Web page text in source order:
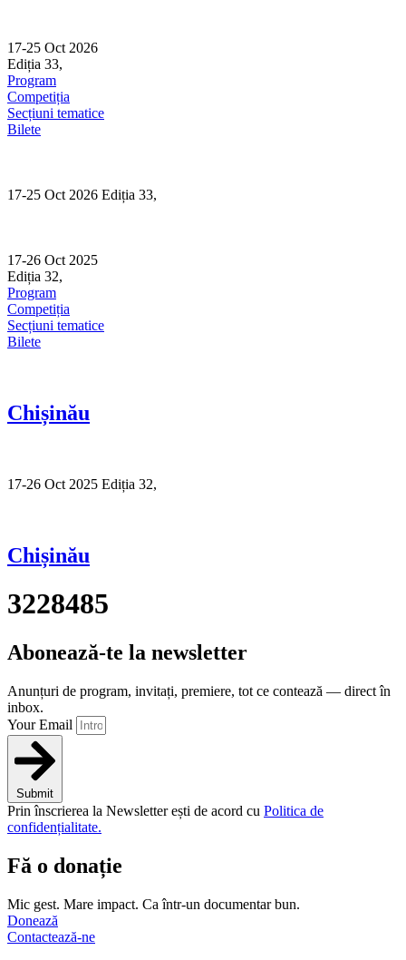
content
17-25 Oct 2026
Ediția 33,
Program
Competiția
Secțiuni tematice
Bilete
17-25 Oct 2026 Ediția 33,
17-26 Oct 2025
Ediția 32,
Program
Competiția
Secțiuni tematice
Bilete
Chișinău
17-26 Oct 2025 Ediția 32,
Chișinău
3228485
Abonează-te la newsletter
Anunțuri de program, invitați, premiere, tot ce contează — direct în
inbox.
Your Email
Submit
Prin înscrierea la Newsletter ești de acord cu Politica de
confidențialitate.
Fă o donație
Mic gest. Mare impact. Ca într-un documentar bun.
Donează
Contactează-ne